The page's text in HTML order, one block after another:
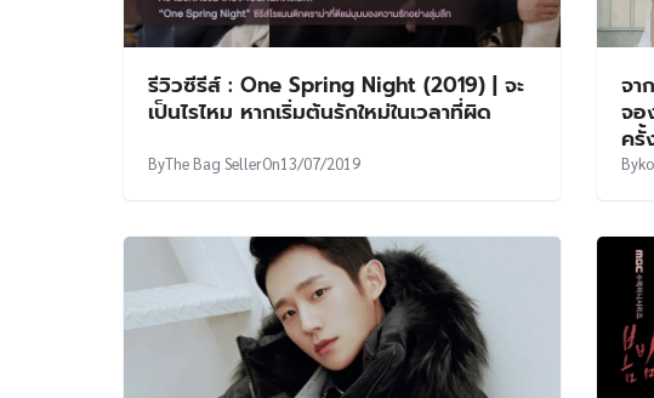
รีวิวซีรีส์ : One Spring Night (2019) | จะ
เป็นไรไหม หากเริ่มต้นรักใหม่ในเวลาที่ผิด
ByThe Bag SellerOn13/07/2019
จา
จอ
ครั้
By